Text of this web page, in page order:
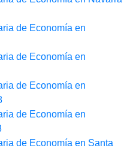
de Economía en
de Economía en
de Economía en
de Economía en
de Economía en Santa